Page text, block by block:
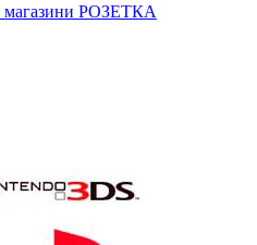
магазини РОЗЕТКА